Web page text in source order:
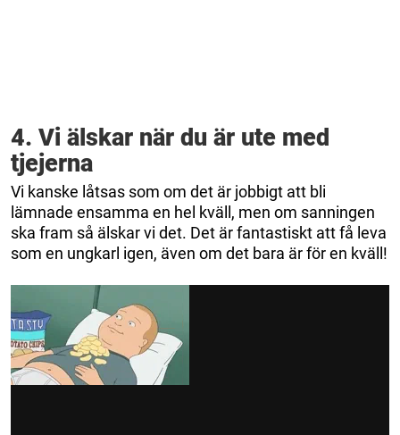
4. Vi älskar när du är ute med
tjejerna
Vi kanske låtsas som om det är jobbigt att bli
lämnade ensamma en hel kväll, men om sanningen
ska fram så älskar vi det. Det är fantastiskt att få leva
som en ungkarl igen, även om det bara är för en kväll!